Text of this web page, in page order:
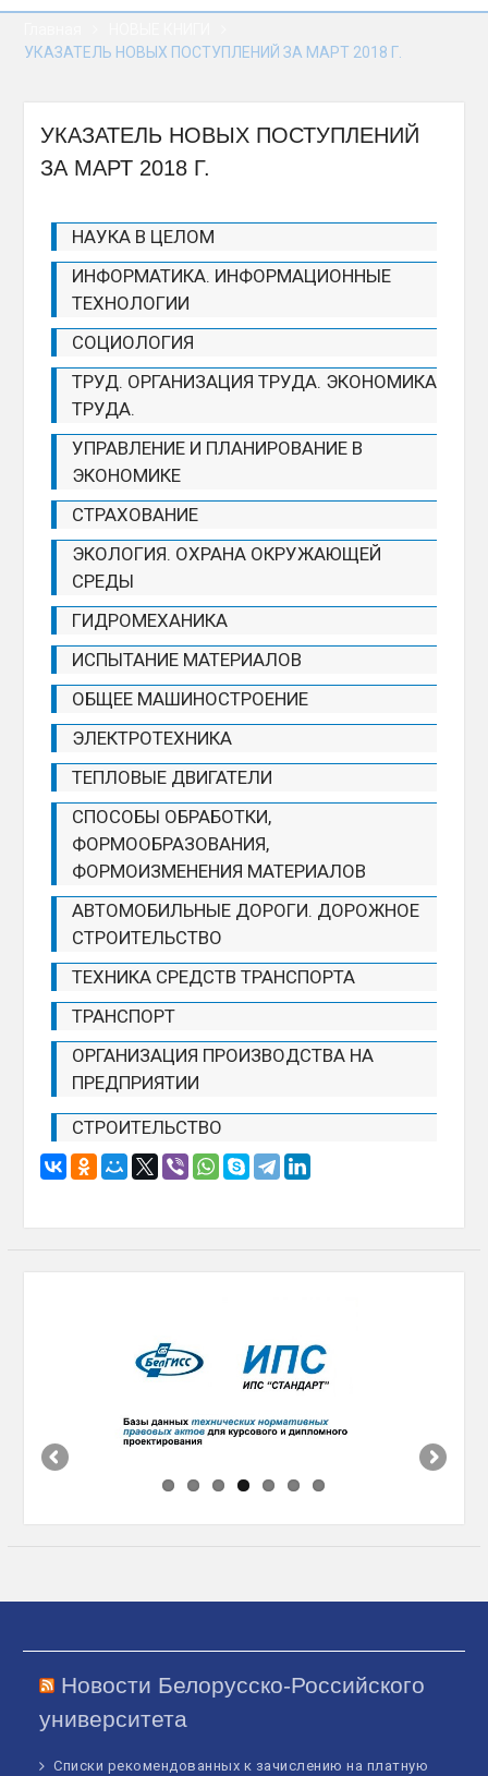
выпускники!» — почти
дипломы о высшем
Палата представителей
Беларуси приняла 78
Соглашение об условиях
Белорусско-
Российского
университета
депутатами
УКАЗАТЕЛЬ НОВЫХ ПОСТУПЛЕНИЙ ЗА МАРТ 2018 Г.
УКАЗАТЕЛЬ НОВЫХ ПОСТУПЛЕНИЙ
ЗА МАРТ 2018 Г.
НАУКА В ЦЕЛОМ
ИНФОРМАТИКА. ИНФОРМАЦИОННЫЕ
ТЕХНОЛОГИИ
СОЦИОЛОГИЯ
ТРУД. ОРГАНИЗАЦИЯ ТРУДА. ЭКОНОМИКА
ТРУДА.
УПРАВЛЕНИЕ И ПЛАНИРОВАНИЕ В
ЭКОНОМИКЕ
СТРАХОВАНИЕ
ЭКОЛОГИЯ. ОХРАНА ОКРУЖАЮЩЕЙ
СРЕДЫ
ГИДРОМЕХАНИКА
ИСПЫТАНИЕ МАТЕРИАЛОВ
ОБЩЕЕ МАШИНОСТРОЕНИЕ
ЭЛЕКТРОТЕХНИКА
ТЕПЛОВЫЕ ДВИГАТЕЛИ
СПОСОБЫ ОБРАБОТКИ,
ФОРМООБРАЗОВАНИЯ,
ФОРМОИЗМЕНЕНИЯ МАТЕРИАЛОВ
АВТОМОБИЛЬНЫЕ ДОРОГИ. ДОРОЖНОЕ
СТРОИТЕЛЬСТВО
ТЕХНИКА СРЕДСТВ ТРАНСПОРТА
ТРАНСПОРТ
ОРГАНИЗАЦИЯ ПРОИЗВОДСТВА НА
ПРЕДПРИЯТИИ
СТРОИТЕЛЬСТВО
Новости Белорусско-Российского
университета
Списки рекомендованных к зачислению на платную